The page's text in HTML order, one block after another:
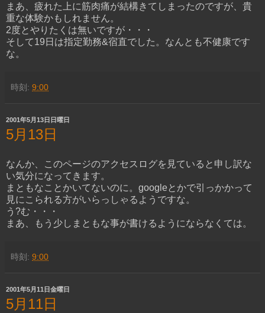
まあ、疲れた上に筋肉痛が結構きてしまったのですが、貴
重な体験かもしれません。
2度とやりたくは無いですが・・・
そして19日は指定勤務&宿直でした。なんとも不健康です
な。
時刻: 9:00
2001年5月13日日曜日
5月13日
なんか、このページのアクセスログを見ていると申し訳な
い気分になってきます。
まともなことかいてないのに。googleとかで引っかかって
見にこられる方がいらっしゃるようですな。
う?む・・・
まあ、もう少しまともな事が書けるようにならなくては。
時刻: 9:00
2001年5月11日金曜日
5月11日